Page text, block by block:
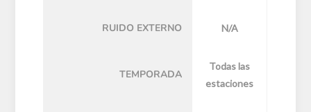
RUIDO EXTERNO N/A
TEMPORADA
Todas las
estaciones